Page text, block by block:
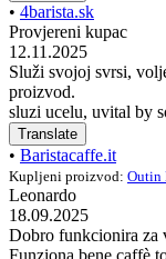
• 4barista.sk
Provjereni kupac
12.11.2025
Služi svojoj svrsi,
proizvod.
sluzi ucelu, uvital by
Translate
• Baristacaffe.it
Kupljeni proizvod: Outin
Leonardo
18.09.2025
Dobro funkcionira za
Funziona bene caffè